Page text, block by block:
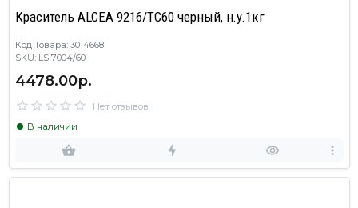
Краситель ALCEA 9216/TC60 черный, н.у.1кг
Код Товара: 3014668
SKU: LSI7004/60
4478.00р.
Нет отзывов
В наличии